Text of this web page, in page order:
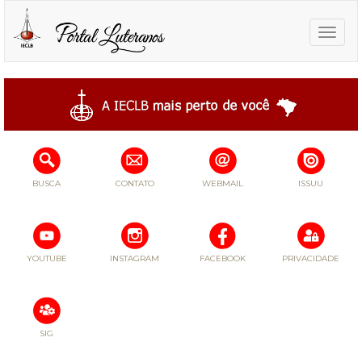
Toggle
BUSCA CONTATO WEBMAIL ISSUU
YOUTUBE INSTAGRAM FACEBOOK PRIVACIDADE
SIG